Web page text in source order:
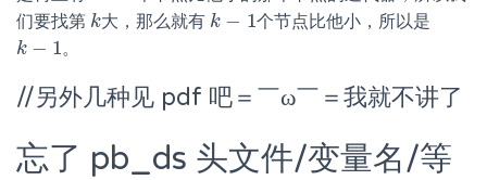
们要找第 k
k大，那么就有 k − 1
k−1 个节点比他小，所以是
k − 1
k−1 。
//另外几种见 pdf 吧＝￣ω￣＝我就不讲了
忘了 pb_ds 头文件/变量名/等